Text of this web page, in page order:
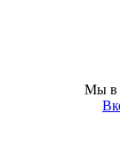
Мы в